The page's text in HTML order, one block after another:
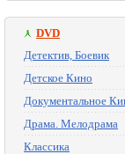
DVD
Детектив, Боевик
Детское Кино
Документальное
Драма. Мелодрама
Классика